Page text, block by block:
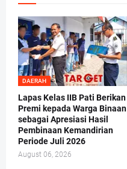
DAERAH
Lapas Kelas IIB Pati Berikan
Premi kepada Warga Binaan
sebagai Apresiasi Hasil
Pembinaan Kemandirian
Periode Juli 2026
August 06, 2026